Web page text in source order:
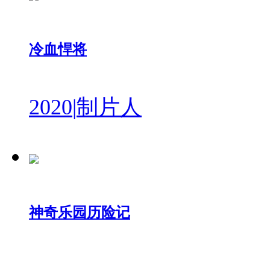
冷血悍将
2020|制片人
神奇乐园历险记